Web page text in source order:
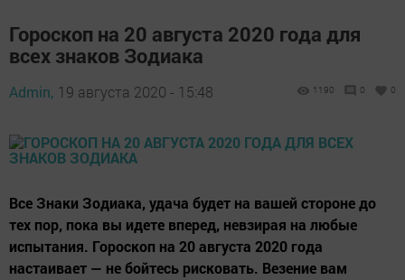
Гороскоп на 20 августа 2020 года для
всех знаков Зодиака
Admin, 19 августа 2020 - 15:48 1190 0 0
Все Знаки Зодиака, удача будет на вашей стороне до
тех пор, пока вы идете вперед, невзирая на любые
испытания. Гороскоп на 20 августа 2020 года
настаивает — не бойтесь рисковать. Везение вам